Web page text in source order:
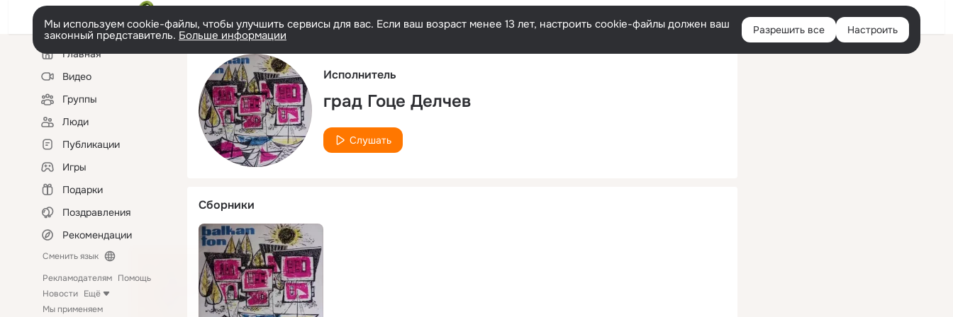
Русский Войти
Мы используем cookie-файлы, чтобы улучшить сервисы для вас. Если ваш возраст менее 13 лет, настроить cookie-файлы должен ваш
законный представитель. Больше информации Разрешить все Настроить
Левая
колонкаГлавная
Видео
Группы
Люди
Публикации
Игры
Подарки
Поздравления
Рекомендации
Сменить язык
Рекламодателям Помощь
Новости Ещё
Мы применяем
Исполнитель
град Гоце Делчев
Слушать
Сборники